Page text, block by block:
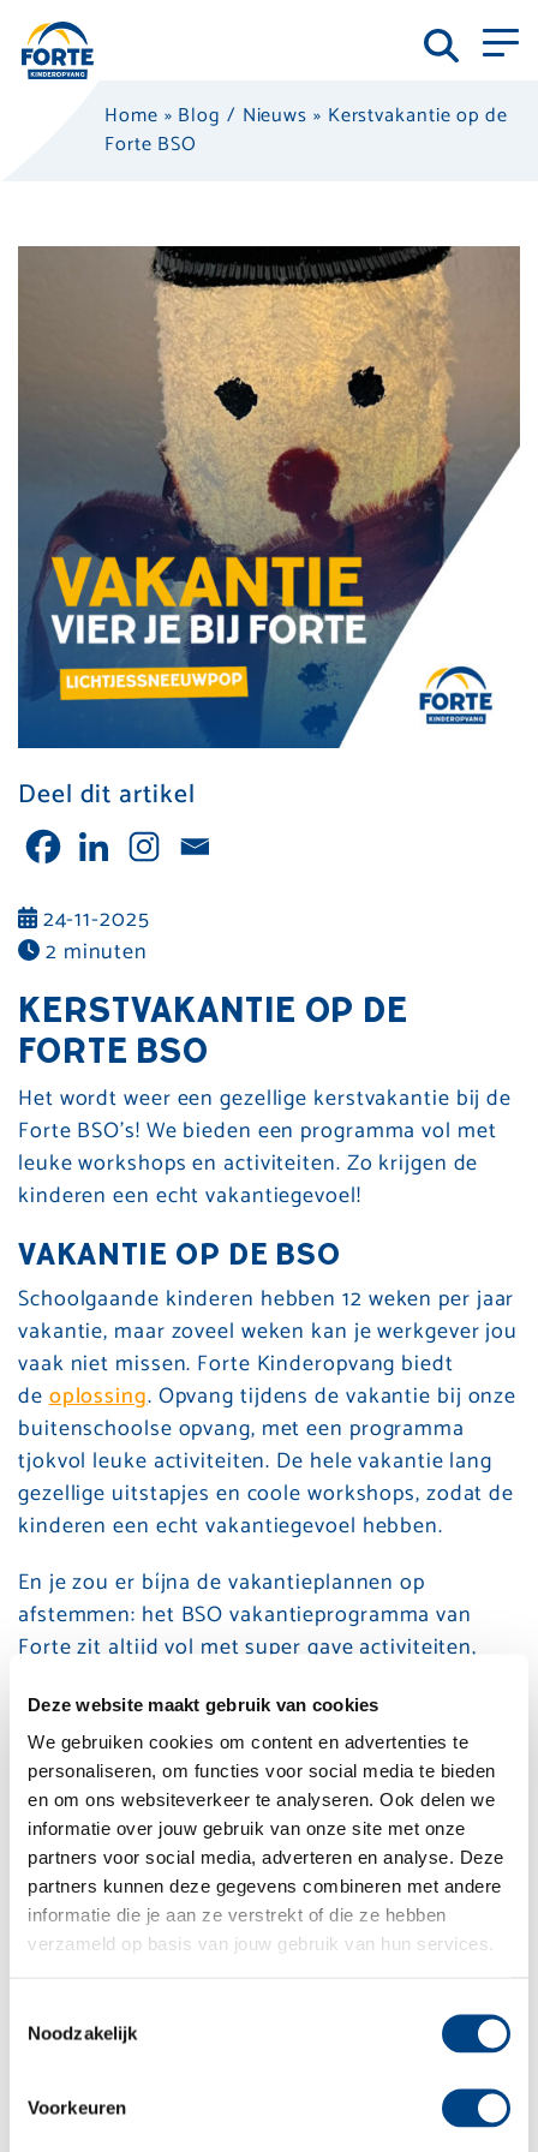
Deze website maakt gebruik van cookies
We gebruiken cookies om content en advertenties te
personaliseren, om functies voor social media te bieden
en om ons websiteverkeer te analyseren. Ook delen we
informatie over jouw gebruik van onze site met onze
partners voor social media, adverteren en analyse. Deze
partners kunnen deze gegevens combineren met andere
informatie die je aan ze verstrekt of die ze hebben
verzameld op basis van jouw gebruik van hun services.
Noodzakelijk
Voorkeuren
Home » Blog / Nieuws » Kerstvakantie op de
Forte BSO
Deel dit artikel
24-11-2025
2 minuten
KERSTVAKANTIE OP DE
FORTE BSO
Het wordt weer een gezellige kerstvakantie bij de
Forte BSO’s! We bieden een programma vol met
leuke workshops en activiteiten. Zo krijgen de
kinderen een echt vakantiegevoel!
VAKANTIE OP DE BSO
Schoolgaande kinderen hebben 12 weken per jaar
vakantie, maar zoveel weken kan je werkgever jou
vaak niet missen. Forte Kinderopvang biedt
deoplossing. Opvang tijdens de vakantie bij onze
buitenschoolse opvang, met een programma
tjokvol leuke activiteiten. De hele vakantie lang
gezellige uitstapjes en coole workshops, zodat de
kinderen een echt vakantiegevoel hebben.
En je zou er bíjna de vakantieplannen op
afstemmen: het BSO vakantieprogramma van
Forte zit altijd vol met super gave activiteiten,
van sportief tot creatief; aan alle kinderen is
gedacht tijdens de buitenschoolse opvang in de
vakantie.
Bij Forte Kinderopvang kun je terecht voor:
Voorschoolse opvang
Naschoolse opvang, inclusief of exclusief
schoolvakanties.
Extra opvang tegen regulier tarief, mits de
bezetting het toelaat.
Meer informatie? Bel 0251 – 658 058, mail
kijk hier